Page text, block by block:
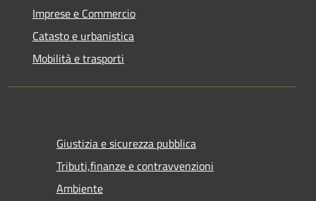
Imprese e Commercio
Catasto e urbanistica
Mobilità e trasporti
Giustizia e sicurezza pubblica
Tributi,finanze e contravvenzioni
Ambiente